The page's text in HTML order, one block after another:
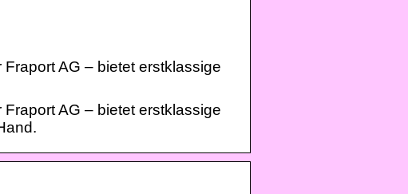
AG – bietet erstklassige
AG – bietet erstklassige